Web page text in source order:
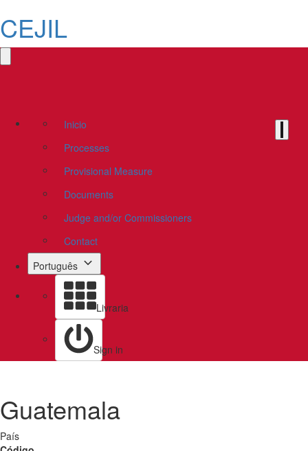
CEJIL
Inicio
Processes
Provisional Measure
Documents
Judge and/or Commissioners
Contact
Português
Livraria
Sign in
Guatemala
País